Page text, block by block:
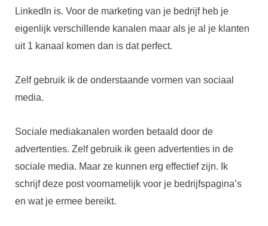
LinkedIn is. Voor de marketing van je bedrijf heb je
eigenlijk verschillende kanalen maar als je al je klanten
uit 1 kanaal komen dan is dat perfect.
Zelf gebruik ik de onderstaande vormen van sociaal
media.
Sociale mediakanalen worden betaald door de
advertenties. Zelf gebruik ik geen advertenties in de
sociale media. Maar ze kunnen erg effectief zijn. Ik
schrijf deze post voornamelijk voor je bedrijfspagina’s
en wat je ermee bereikt.